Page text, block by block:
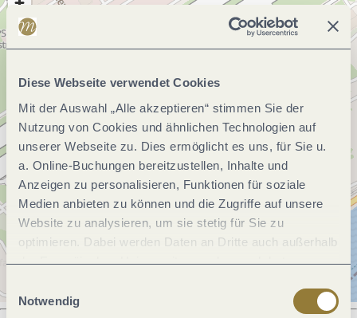
Diese Webseite verwendet Cookies
Mit der Auswahl „Alle akzeptieren“ stimmen Sie der
Nutzung von Cookies und ähnlichen Technologien auf
unserer Webseite zu. Dies ermöglicht es uns, für Sie u.
a. Online-Buchungen bereitzustellen, Inhalte und
Anzeigen zu personalisieren, Funktionen für soziale
Medien anbieten zu können und die Zugriffe auf unsere
Website zu analysieren, um sie stetig für Sie zu
optimieren. Dabei werden Daten an Dritte auch außerhalb
der Europäischen Union weitergegeben und dort
jederzeit widerrufen werden. Mit der Auswahl "Alle
Notwendig